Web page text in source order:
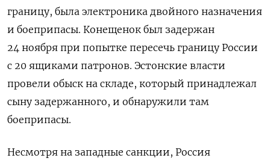
границу, была электроника двойного назначения
и боеприпасы. Конещенок был задержан
24 ноября при попытке пересечь границу России
с 20 ящиками патронов. Эстонские власти
провели обыск на складе, который принадлежал
сыну задержанного, и обнаружили там
боеприпасы.
Несмотря на западные санкции, Россия